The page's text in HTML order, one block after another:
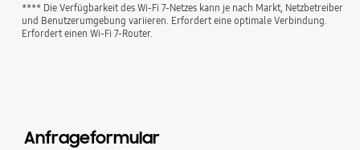
**** Die Verfügbarkeit des Wi-Fi 7-Netzes kann je nach Markt, Netzbetreiber
und Benutzerumgebung variieren. Erfordert eine optimale Verbindung.
Erfordert einen Wi-Fi 7-Router.
Anfrageformular